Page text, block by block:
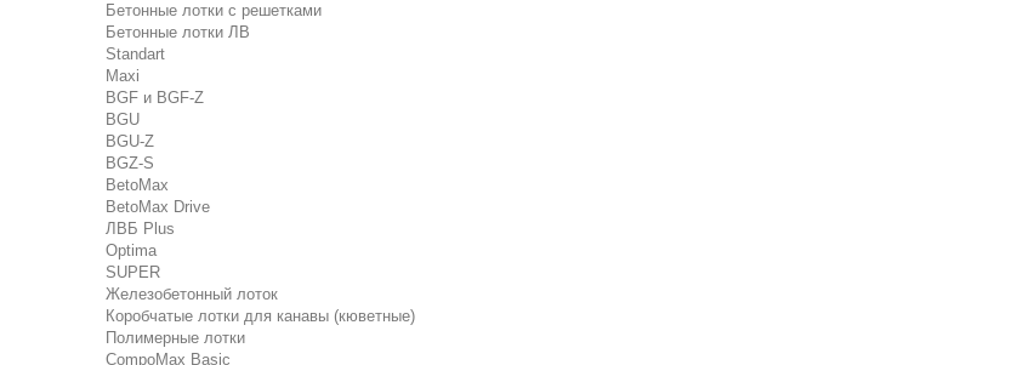
Бетонные лотки с решетками
Бетонные лотки ЛВ
Standart
Maxi
BGF и BGF-Z
BGU
BGU-Z
BGZ-S
BetoMax
BetoMax Drive
ЛВБ Plus
Optima
SUPER
Железобетонный лоток
Коробчатые лотки для канавы (кюветные)
Полимерные лотки
CompoMax Basic